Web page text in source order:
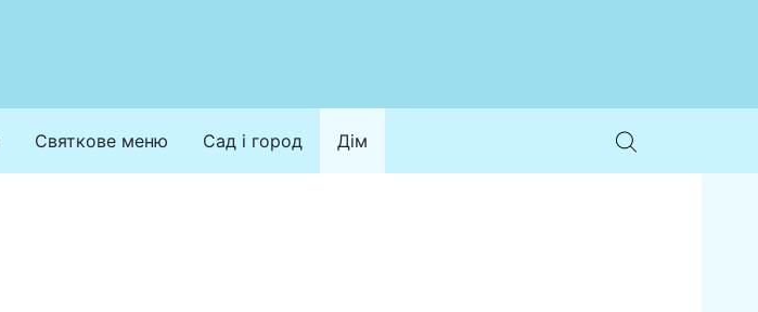
Святкове меню Сад і город Дім